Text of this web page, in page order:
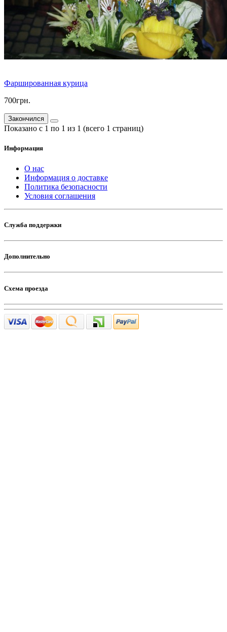
Фаршированная курица
700грн.
Закончился
Показано с 1 по 1 из 1 (всего 1 страниц)
Информация
О нас
Информация о доставке
Политика безопасности
Условия соглашения
Служба поддержки
Дополнительно
Схема проезда